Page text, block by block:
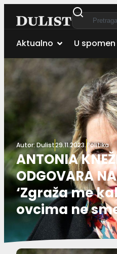
Aktualno U spomen
Autor:Dulist29.11.2023.Politika
ANTONIA
ODGOVARA
‘Zgraža me
ovcima ne